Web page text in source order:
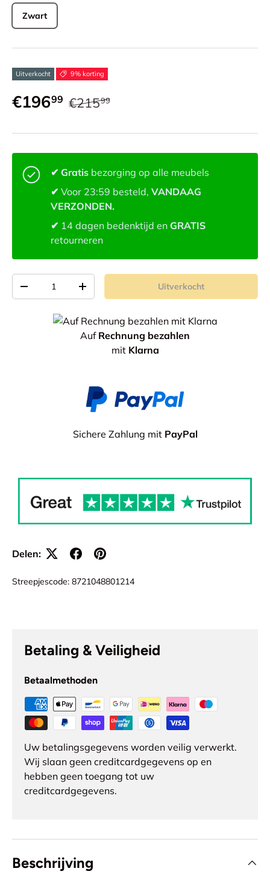
Zwart
Uitverkocht 9% korting
€19699 €21599
✔ Gratis bezorging op alle meubels
✔ Voor 23:59 besteld, VANDAAG
VERZONDEN.
✔ 14 dagen bedenktijd en GRATIS
retourneren
-
+ Uitverkocht
AufRechnung bezahlen
mit Klarna
Sichere Zahlung mit PayPal
Delen:
Streepjescode: 8721048801214
Betaling & Veiligheid
Betaalmethoden
Uw betalingsgegevens worden veilig verwerkt.
Wij slaan geen creditcardgegevens op en
hebben geen toegang tot uw
creditcardgegevens.
Beschrijving